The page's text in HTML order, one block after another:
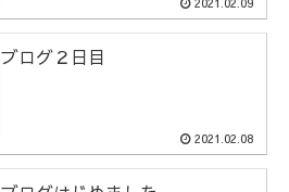
ブログ２日目
2021.02.08